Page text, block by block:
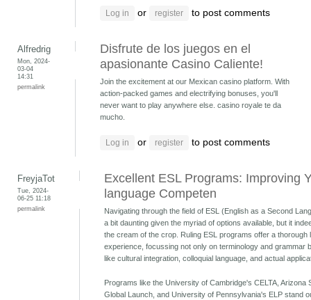
Log in or register to post comments
Alfredrig
Mon, 2024-
03-04
14:31
permalink
Disfrute de los juegos en el
apasionante Casino Caliente!
Join the excitement at our Mexican casino platform. With
action-packed games and electrifying bonuses, you'll
never want to play anywhere else. casino royale te da
mucho.
Log in or register to post comments
FreyjaTot
Tue, 2024-
06-25 11:18
permalink
Excellent ESL Programs: Improving
language Competen
Navigating through the field of ESL (English as a Second
a bit daunting given the myriad of options available, but it
the cream of the crop. Ruling ESL programs offer a thorough
experience, focussing not only on terminology and grammar
like cultural integration, colloquial language, and actual
Programs like the University of Cambridge's CELTA, Arizona
Global Launch, and University of Pennsylvania's ELP stand